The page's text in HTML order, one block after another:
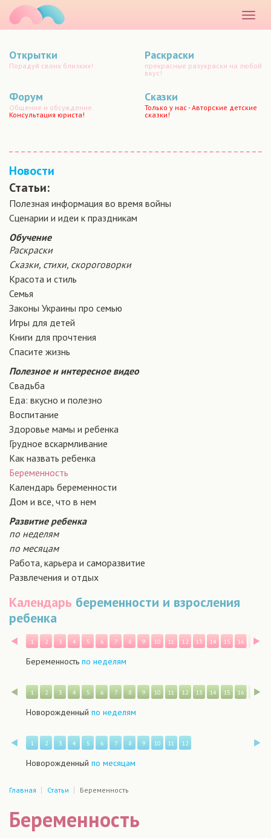
меню
Открытки
Порадуй своих близких!
Раскраски
прекрасные разукраски на любой
вкус!
Форум
Общение и обсуждение.
Консультация юриста!
Сказки
Только у нас - Авторские детские
сказки!
Новости
Статьи:
Полезная информация во время войны
Сценарии и идеи к праздникам
Обучение
Раскраски
Сказки, стихи, скороговорки
Красота и стиль
Семья
Законы Украины про семью
Игры для детей
Книги для прочтения
Спасите жизнь
Полезное и интересное видео
Свадьба
Еда: вкусно и полезно
Воспитание
Здоровье мамы и ребенка
Грудное вскармливание
Как назвать ребенка
Беременность
Календарь беременности
Дом и все, что в нем
Развитие ребенка
по неделям
по месяцам
Работа, карьера и саморазвитие
Развлечения и отдых
Календарь беременности и взросления
ребенка
Назад
1 2 3 4 5 6 7 8 9 10 11 12 13 14 15 16 17
Беременность по неделям
Назад
1 2 3 4 5 6 7 8 9 10 11 12 13 14 15 16 17
Новорожденный по неделям
Назад
1 2 3 4 5 6 7 8 9 10 11 12
Новорожденный по месяцам
Главная Статьи Беременность
Беременность